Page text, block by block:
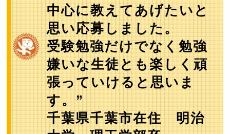
中心に教えてあげたいと
思い応募しました。
受験勉強だけでなく勉強
嫌いな生徒とも楽しく頑
張っていけると思いま
す。”
千葉県千葉市在住 明治